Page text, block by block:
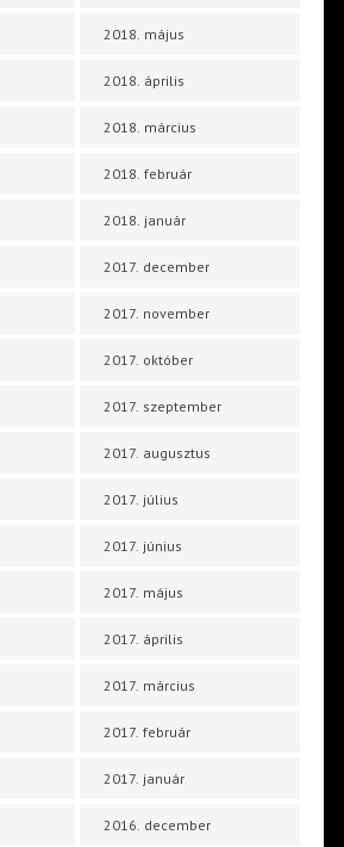
2018. május
2018. április
2018. március
2018. február
2018. január
2017. december
2017. november
2017. október
2017. szeptember
2017. augusztus
2017. július
2017. június
2017. május
2017. április
2017. március
2017. február
2017. január
2016. december